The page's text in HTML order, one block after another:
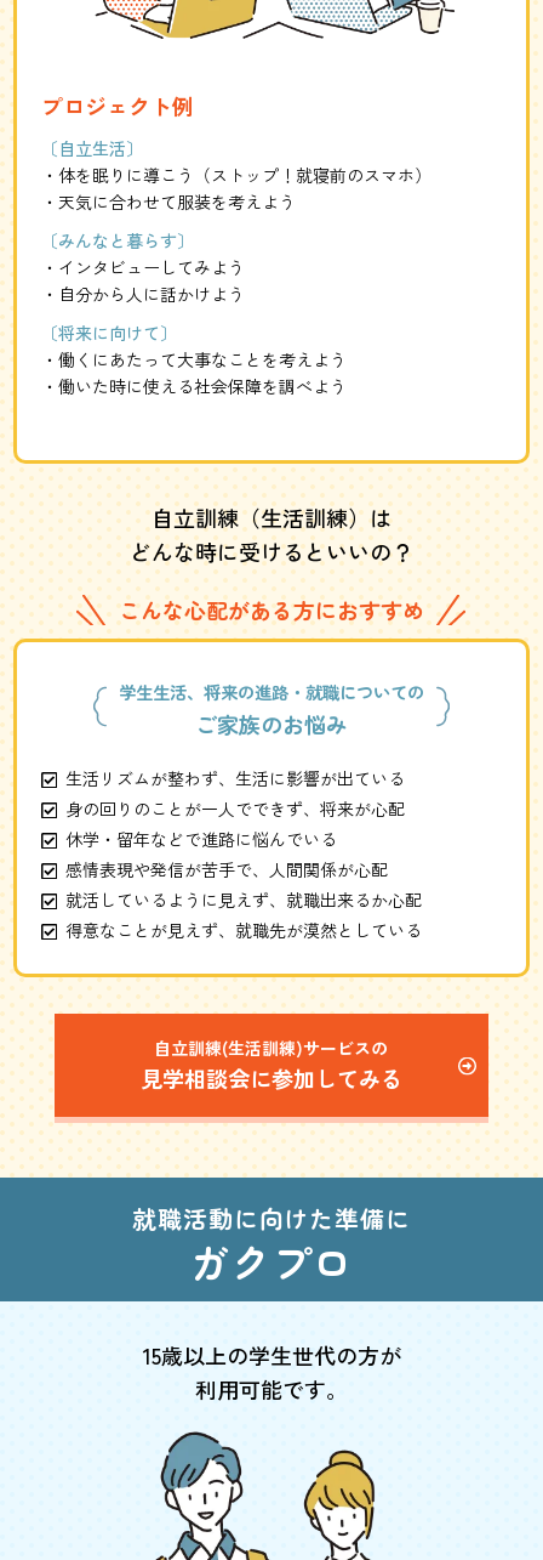
プロジェクト例
〔自立生活〕
体を眠りに導こう（ストップ！就寝前のスマホ）
天気に合わせて服装を考えよう
〔みんなと暮らす〕
インタビューしてみよう
自分から人に話かけよう
〔将来に向けて〕
働くにあたって大事なことを考えよう
働いた時に使える社会保障を調べよう
自立訓練（生活訓練）は
どんな時に受けるといいの？
こんな心配がある方におすすめ
学生生活、将来の進路・就職についての
ご家族のお悩み
生活リズムが整わず、生活に影響が出ている
身の回りのことが一人でできず、将来が心配
休学・留年などで進路に悩んでいる
感情表現や発信が苦手で、人間関係が心配
就活しているように見えず、就職出来るか心配
得意なことが見えず、就職先が漠然としている
自立訓練(生活訓練)サービスの
見学相談会に参加してみる
就職活動に向けた準備に
ガクプロ
15歳以上の学生世代の方が
利用可能です。